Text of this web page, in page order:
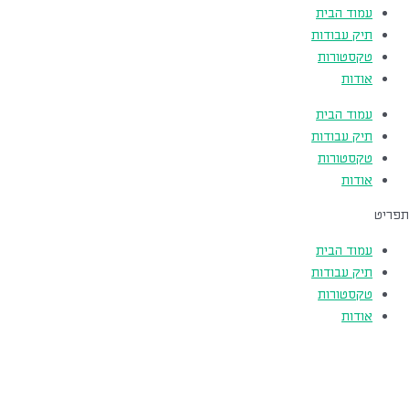
עמוד הבית
תיק עבודות
טקסטורות
אודות
עמוד הבית
תיק עבודות
טקסטורות
אודות
תפריט
עמוד הבית
תיק עבודות
טקסטורות
אודות